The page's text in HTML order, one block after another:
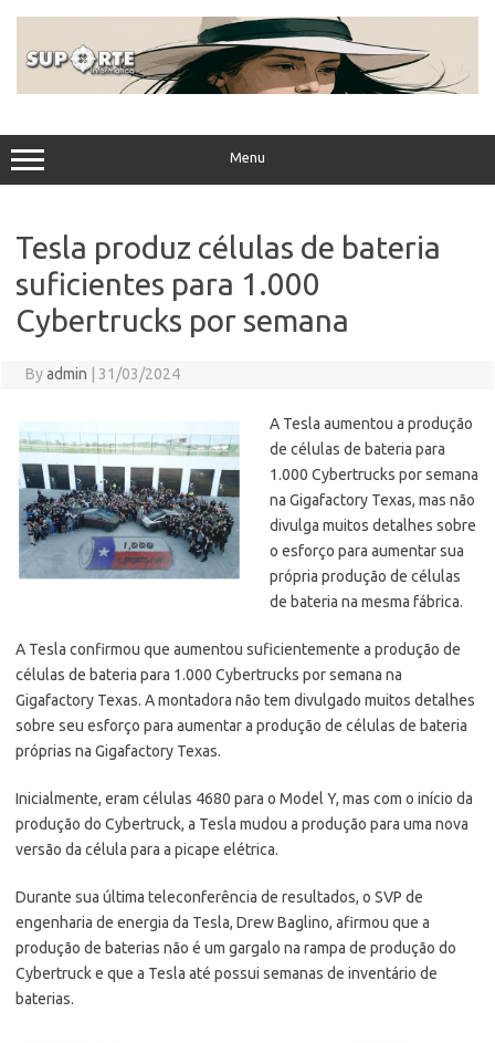
Menu
Tesla produz células de bateria
suficientes para 1.000
Cybertrucks por semana
Byadmin 31/03/2024
A Tesla aumentou a produção
de células de bateria para
1.000 Cybertrucks por semana
na Gigafactory Texas, mas não
divulga muitos detalhes sobre
o esforço para aumentar sua
própria produção de células
de bateria na mesma fábrica.
A Tesla confirmou que aumentou suficientemente a produção de
células de bateria para 1.000 Cybertrucks por semana na
Gigafactory Texas. A montadora não tem divulgado muitos detalhes
sobre seu esforço para aumentar a produção de células de bateria
próprias na Gigafactory Texas.
Inicialmente, eram células 4680 para o Model Y, mas com o início da
produção do Cybertruck, a Tesla mudou a produção para uma nova
versão da célula para a picape elétrica.
Durante sua última teleconferência de resultados, o SVP de
engenharia de energia da Tesla, Drew Baglino, afirmou que a
produção de baterias não é um gargalo na rampa de produção do
Cybertruck e que a Tesla até possui semanas de inventário de
baterias.